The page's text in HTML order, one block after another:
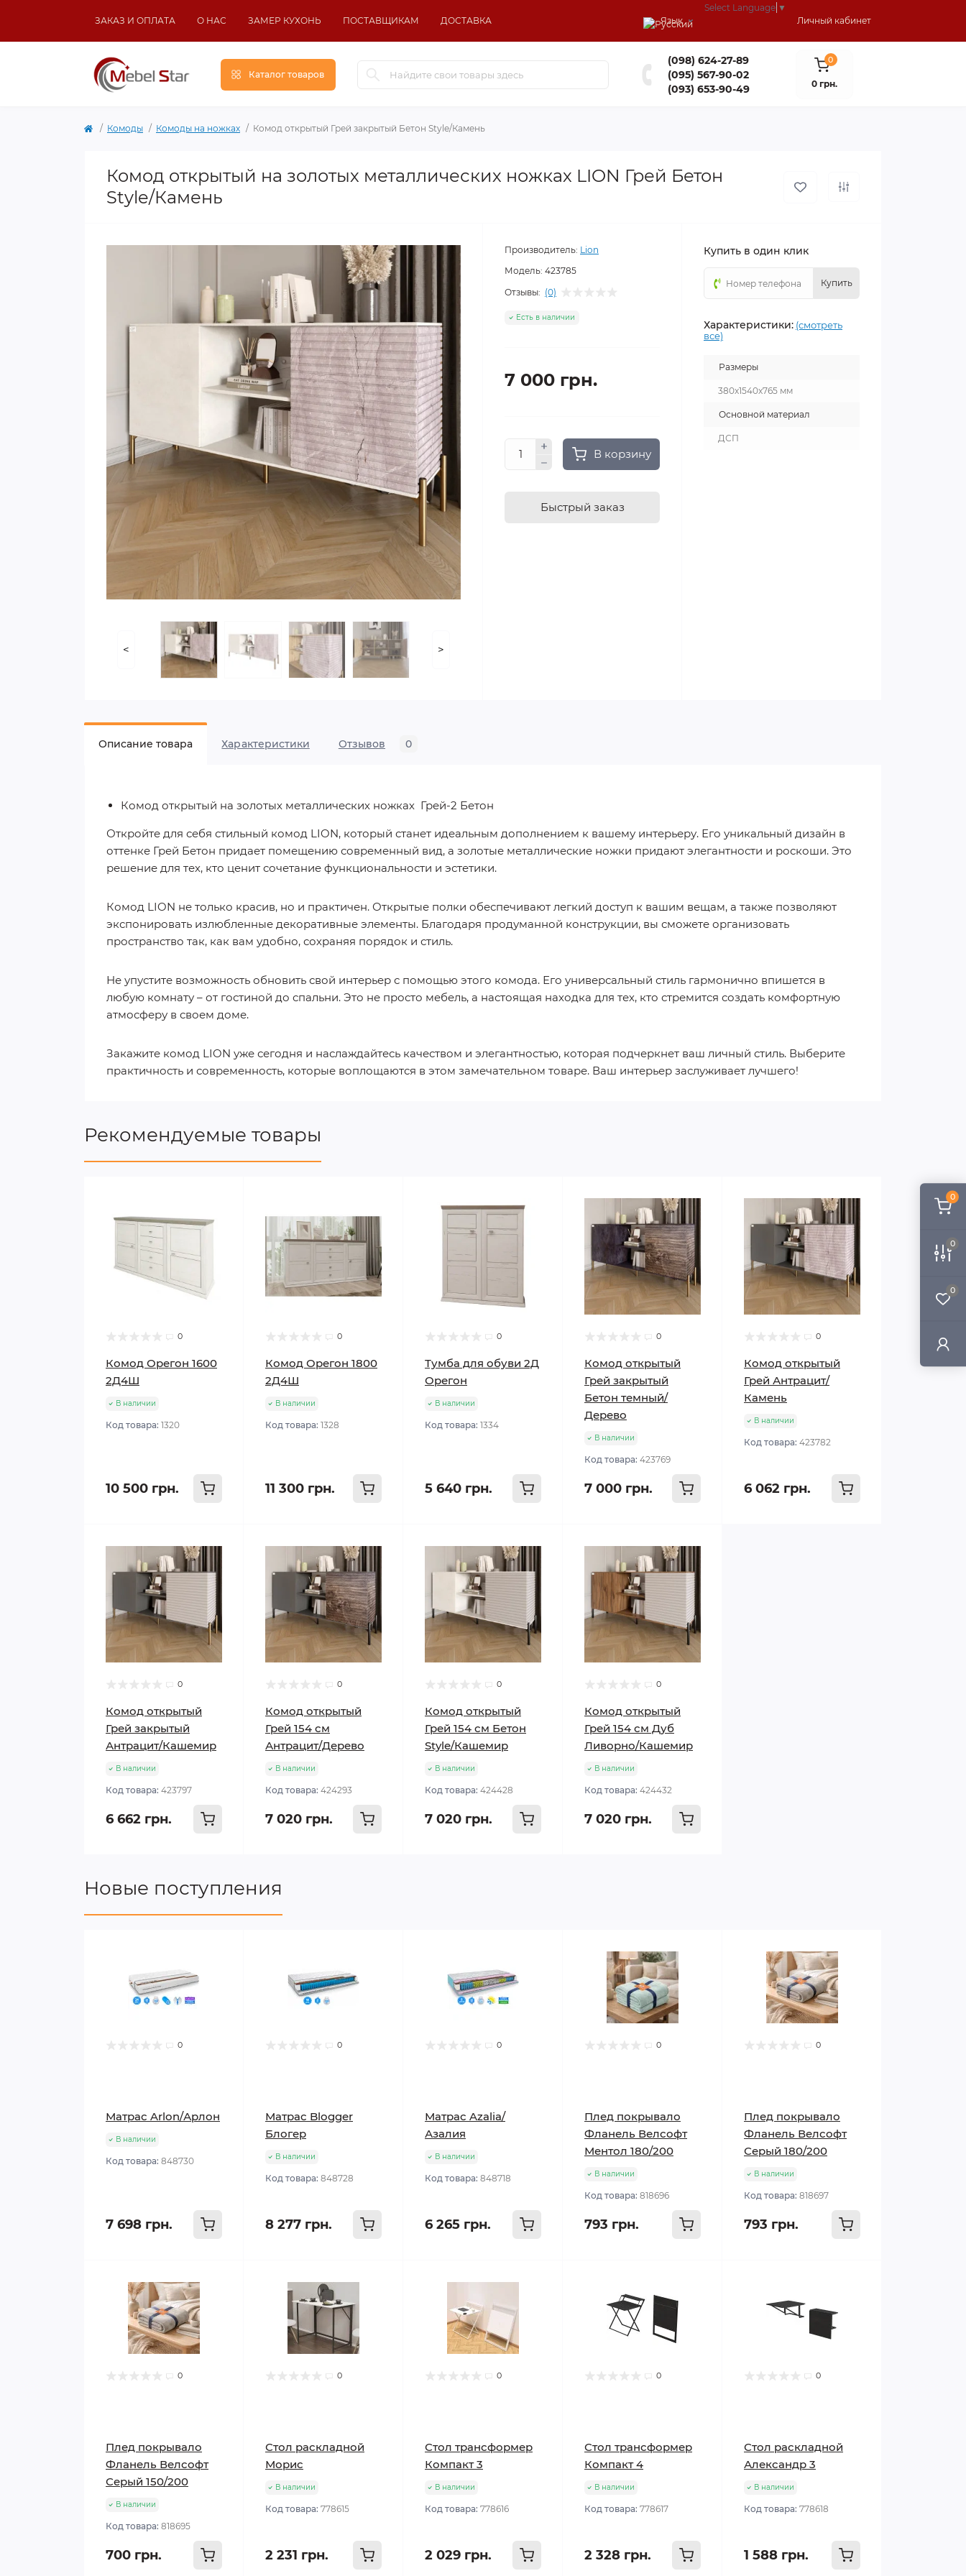
0
0
0
ЗАКАЗ И ОПЛАТА О НАС ЗАМЕР КУХОНЬ ПОСТАВЩИКАМ ДОСТАВКА Язык
Select Language ▼
Личный кабинет
Каталог товаров
(098) 624-27-89
(095) 567-90-02
(093) 653-90-49
0
0 грн.
Комоды Комоды на ножках Комод открытый Грей закрытый Бетон Style/Камень
Комод открытый на золотых металлических ножках LION Грей Бетон
Style/Камень
< >
Производитель: Lion
Модель: 423785
Отзывы: (0)
Есть в наличии
7 000 грн.
В корзину
Быстрый заказ
Купить в один клик
Купить
Характеристики: (смотреть
все)
Размеры
380х1540х765 мм
Основной материал
ДСП
Описание товара Характеристики Отзывов 0
Комод открытый на золотых металлических ножках Грей-2 Бетон
Откройте для себя стильный комод LION, который станет идеальным дополнением к вашему интерьеру. Его уникальный дизайн в
оттенке Грей Бетон придает помещению современный вид, а золотые металлические ножки придают элегантности и роскоши. Это
решение для тех, кто ценит сочетание функциональности и эстетики.
Комод LION не только красив, но и практичен. Открытые полки обеспечивают легкий доступ к вашим вещам, а также позволяют
экспонировать излюбленные декоративные элементы. Благодаря продуманной конструкции, вы сможете организовать
пространство так, как вам удобно, сохраняя порядок и стиль.
Не упустите возможность обновить свой интерьер с помощью этого комода. Его универсальный стиль гармонично впишется в
любую комнату – от гостиной до спальни. Это не просто мебель, а настоящая находка для тех, кто стремится создать комфортную
атмосферу в своем доме.
Закажите комод LION уже сегодня и наслаждайтесь качеством и элегантностью, которая подчеркнет ваш личный стиль. Выберите
практичность и современность, которые воплощаются в этом замечательном товаре. Ваш интерьер заслуживает лучшего!
Рекомендуемые товары
0
Комод Орегон 1600
2Д4Ш
В наличии
Код товара: 1320
10 500 грн.
0
Комод Орегон 1800
2Д4Ш
В наличии
Код товара: 1328
11 300 грн.
0
Тумба для обуви 2Д
Орегон
В наличии
Код товара: 1334
5 640 грн.
0
Комод открытый
Грей закрытый
Бетон темный/
Дерево
В наличии
Код товара: 423769
7 000 грн.
0
Комод открытый
Грей Антрацит/
Камень
В наличии
Код товара: 423782
6 062 грн.
0
Комод открытый
Грей закрытый
Антрацит/Кашемир
В наличии
Код товара: 423797
6 662 грн.
0
Комод открытый
Грей 154 см
Антрацит/Дерево
В наличии
Код товара: 424293
7 020 грн.
0
Комод открытый
Грей 154 см Бетон
Style/Кашемир
В наличии
Код товара: 424428
7 020 грн.
0
Комод открытый
Грей 154 см Дуб
Ливорно/Кашемир
В наличии
Код товара: 424432
7 020 грн.
Новые поступления
0
Матрас Arlon/Арлон
В наличии
Код товара: 848730
7 698 грн.
0
Матрас Blogger
Блогер
В наличии
Код товара: 848728
8 277 грн.
0
Матрас Azalia/
Азалия
В наличии
Код товара: 848718
6 265 грн.
0
Плед покрывало
Фланель Велсофт
Ментол 180/200
В наличии
Код товара: 818696
793 грн.
0
Плед покрывало
Фланель Велсофт
Серый 180/200
В наличии
Код товара: 818697
793 грн.
0
Плед покрывало
Фланель Велсофт
Серый 150/200
В наличии
Код товара: 818695
700 грн.
0
Стол раскладной
Морис
В наличии
Код товара: 778615
2 231 грн.
0
Стол трансформер
Компакт 3
В наличии
Код товара: 778616
2 029 грн.
0
Стол трансформер
Компакт 4
В наличии
Код товара: 778617
2 328 грн.
0
Стол раскладной
Александр 3
В наличии
Код товара: 778618
1 588 грн.